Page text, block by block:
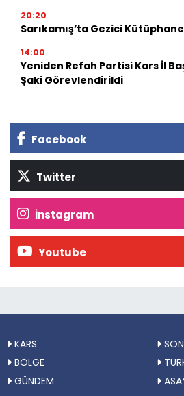
20:20
Sarıkamış’ta Gezici
14:00
Yeniden Refah Partisi Kars İl
Şaki Görevlendirildi
Facebook
Twitter
İnstagram
Youtube
KARS
BÖLGE
GÜNDEM